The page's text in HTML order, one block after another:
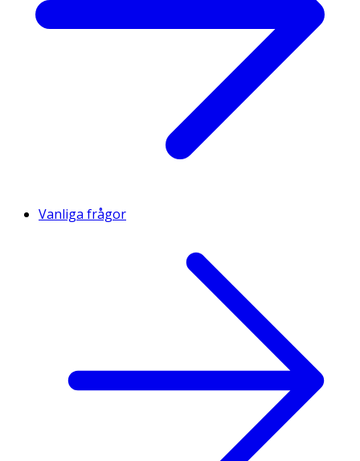
Vanliga frågor